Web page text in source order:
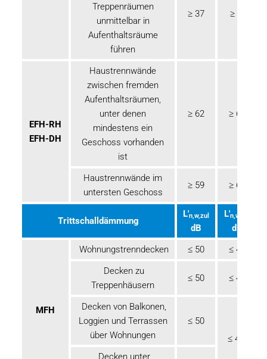
Treppenräumen
unmittelbar in
Aufenthaltsräume
führen
≥ 37 ≥ 42
EFH-RH
EFH-DH
Haustrennwände
zwischen fremden
Aufenthaltsräumen,
unter denen
mindestens ein
Geschoss vorhanden
ist
≥ 62 ≥ 67
Haustrennwände im
untersten Geschoss
≥ 59 ≥ 62
Trittschalldämmung
L'n,w,zul
dB
L'n,w,zul
dB
MFH
Wohnungstrenndecken ≤ 50
≤ 46
Decken zu
Treppenhäusern
≤ 50 ≤ 46
Decken von Balkonen,
Loggien und Terrassen
über Wohnungen
≤ 50
≤ 49
Decken unter